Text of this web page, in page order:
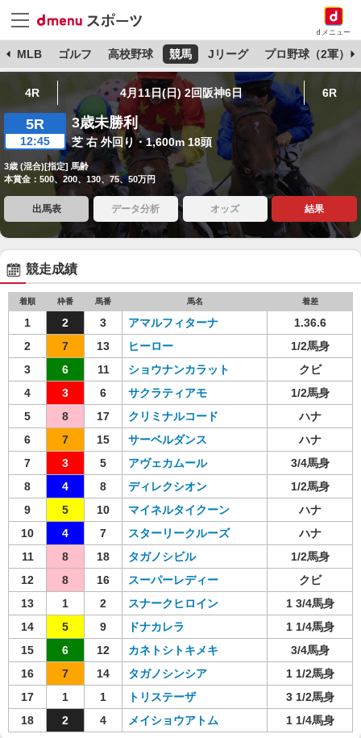
dメニュー
MLB ゴルフ 高校野球 競馬 Jリーグ プロ野球（2軍）
4R 4月11日(日) 2回阪神6日 6R
5R
12:45
3歳未勝利
芝 右 外回り・1,600m 18頭
3歳 (混合)[指定] 馬齢
本賞金：500、200、130、75、50万円
出馬表 データ分析 オッズ 結果
競走成績
着順 枠番 馬番 馬名 着差
1 2 3 アマルフィターナ
1.36.6
2
7 13 ヒーロー
1/2馬身
3
6 11 ショウナンカラット
クビ
4
3 6 サクラティアモ
1/2馬身
5
8 17 クリミナルコード
ハナ
6
7 15 サーベルダンス
ハナ
7
3 5 アヴェカムール
3/4馬身
8
4 8 ディレクシオン
1/2馬身
9
5 10 マイネルタイクーン
ハナ
10
4 7 スターリークルーズ
ハナ
11
8 18 タガノシビル
1/2馬身
12
8 16 スーパーレディー
クビ
13
1 2 スナークヒロイン
1 3/4馬身
14
5 9 ドナカレラ
1 1/4馬身
15
6 12 カネトシトキメキ
3/4馬身
16
7 14 タガノシンシア
1 1/2馬身
17
1 1 トリステーザ
3 1/2馬身
18
2 4 メイショウアトム 1 1/4馬身